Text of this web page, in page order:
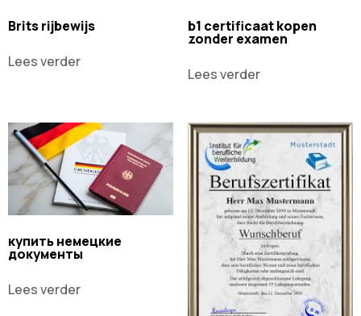
Brits rijbewijs
Lees verder
b1 certificaat kopen
zonder examen
Lees verder
купить немецкие
документы
Lees verder